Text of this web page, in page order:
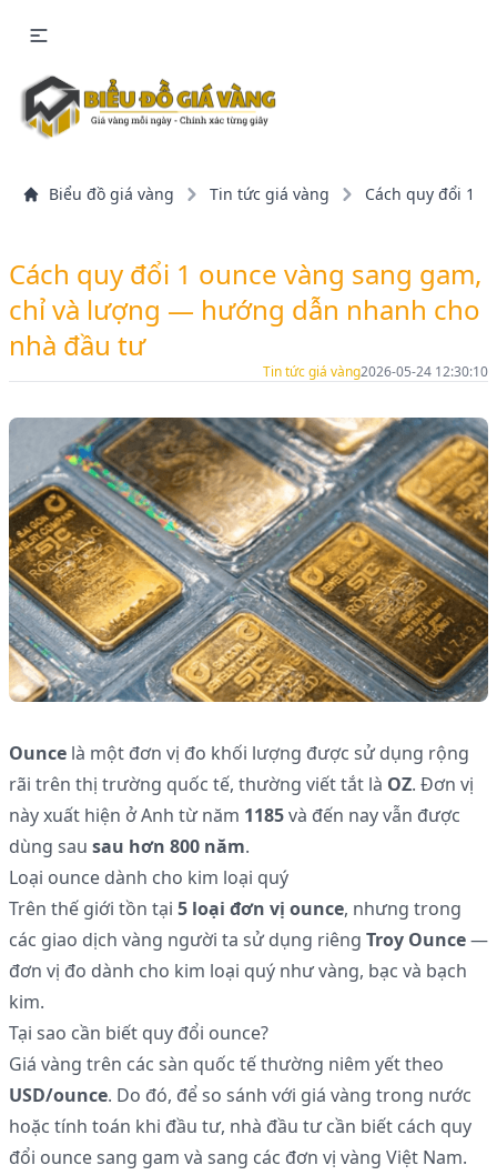
Biểu đồ giá vàng Tin tức giá vàng Cách quy đổi 1
Cách quy đổi 1 ounce vàng sang gam,
chỉ và lượng — hướng dẫn nhanh cho
nhà đầu tư
Tin tức giá vàng2026-05-24 12:30:10
Ounce là một đơn vị đo khối lượng được sử dụng rộng
rãi trên thị trường quốc tế, thường viết tắt là OZ. Đơn vị
này xuất hiện ở Anh từ năm 1185và đến nay vẫn được
dùng sau sau hơn 800 năm.
Loại ounce dành cho kim loại quý
Trên thế giới tồn tại 5 loại đơn vị ounce, nhưng trong
các giao dịch vàng người ta sử dụng riêng Troy Ounce—
đơn vị đo dành cho kim loại quý như vàng, bạc và bạch
kim.
Tại sao cần biết quy đổi ounce?
Giá vàng trên các sàn quốc tế thường niêm yết theo
USD/ounce. Do đó, để so sánh với giá vàng trong nước
hoặc tính toán khi đầu tư, nhà đầu tư cần biết cách quy
đổi ounce sang gam và sang các đơn vị vàng Việt Nam.